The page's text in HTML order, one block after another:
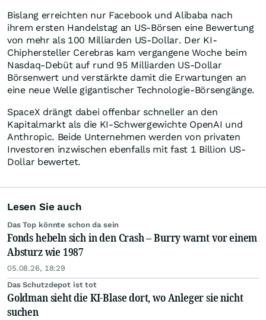
Bislang erreichten nur Facebook und Alibaba nach
ihrem ersten Handelstag an US-Börsen eine Bewertung
von mehr als 100 Milliarden US-Dollar. Der KI-
Chiphersteller Cerebras kam vergangene Woche beim
Nasdaq-Debüt auf rund 95 Milliarden US-Dollar
Börsenwert und verstärkte damit die Erwartungen an
eine neue Welle gigantischer Technologie-Börsengänge.
SpaceX drängt dabei offenbar schneller an den
Kapitalmarkt als die KI-Schwergewichte OpenAI und
Anthropic. Beide Unternehmen werden von privaten
Investoren inzwischen ebenfalls mit fast 1 Billion US-
Dollar bewertet.
Lesen Sie auch
Das Top könnte schon da sein
Fonds hebeln sich in den Crash – Burry warnt vor einem
Absturz wie 1987
05.08.26, 18:29
Das Schutzdepot ist tot
Goldman sieht die KI-Blase dort, wo Anleger sie nicht
suchen